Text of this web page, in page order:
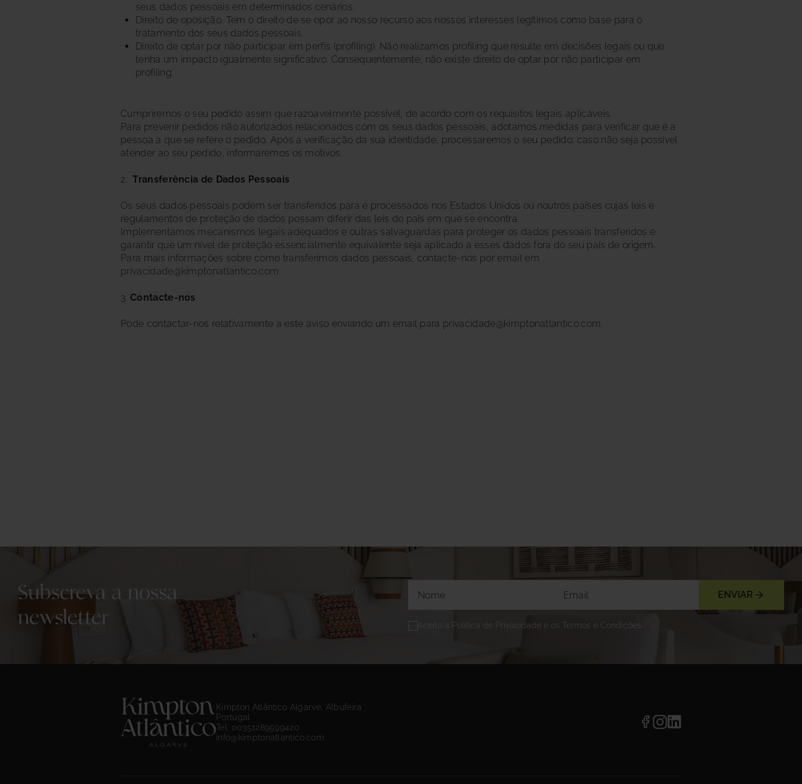
seus dados pessoais em determinados cenários.
Direito de oposição. Tem o direito de se opor ao nosso recurso aos nossos interesses legítimos como base para o
tratamento dos seus dados pessoais.
Direito de optar por não participar em perfis (profiling). Não realizamos profiling que resulte em decisões legais ou que
tenha um impacto igualmente significativo. Consequentemente, não existe direito de optar por não participar em
profiling.
Cumpriremos o seu pedido assim que razoavelmente possível, de acordo com os requisitos legais aplicáveis.
Para prevenir pedidos não autorizados relacionados com os seus dados pessoais, adotamos medidas para verificar que é a
pessoa a que se refere o pedido. Após a verificação da sua identidade, processaremos o seu pedido; caso não seja possível
atender ao seu pedido, informaremos os motivos.
2. Transferência de Dados Pessoais
Os seus dados pessoais podem ser transferidos para e processados nos Estados Unidos ou noutros países cujas leis e
regulamentos de proteção de dados possam diferir das leis do país em que se encontra.
Implementamos mecanismos legais adequados e outras salvaguardas para proteger os dados pessoais transferidos e
garantir que um nível de proteção essencialmente equivalente seja aplicado a esses dados fora do seu país de origem.
Para mais informações sobre como transferimos dados pessoais, contacte-nos por email em
privacidade@kimptonatlantico.com.
3. Contacte-nos
Pode contactar-nos relativamente a este aviso enviando um email para privacidade@kimptonatlantico.com.
Subscreva a nossa
newsletter
ENVIAR
Aceito a Política de Privacidade e os Termos e Condições
Kimpton Atlântico Algarve, Albufeira
Portugal
Tel. 00351289599420
info@kimptonatlantico.com